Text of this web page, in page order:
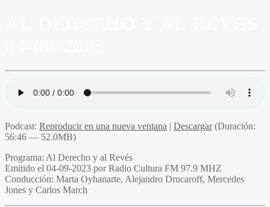
Podcast: Reproducir en una nueva ventana | Descargar(Duración:
56:46 — 52.0MB)
Programa: Al Derecho y al Revés
Emitido el 04-09-2023 por Radio Cultura FM 97.9 MHZ
Conducción: Marta Oyhanarte, Alejandro Drucaroff, Mercedes
Jones y Carlos March